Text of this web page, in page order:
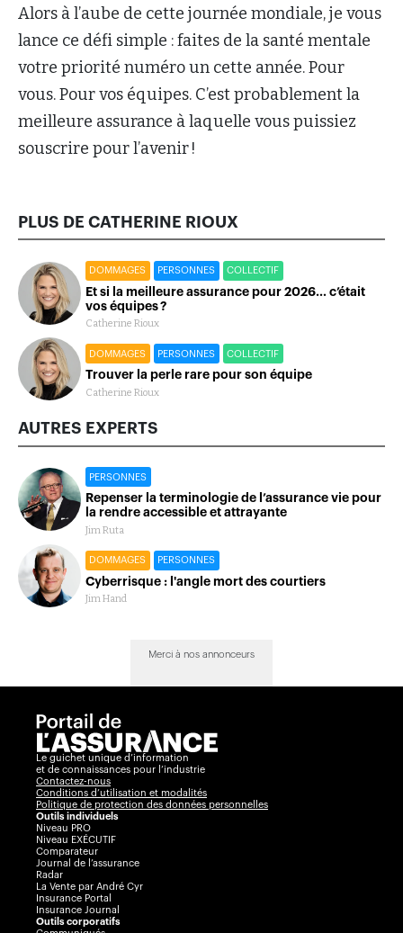
Alors à l’aube de cette journée mondiale, je vous
lance ce défi simple : faites de la santé mentale
votre priorité numéro un cette année. Pour
vous. Pour vos équipes. C’est probablement la
meilleure assurance à laquelle vous puissiez
souscrire pour l’avenir !
PLUS DE CATHERINE RIOUX
DOMMAGES PERSONNES COLLECTIF
Et si la meilleure assurance pour 2026… c’était
vos équipes ?
Catherine Rioux
DOMMAGES PERSONNES COLLECTIF
Trouver la perle rare pour son équipe
Catherine Rioux
AUTRES EXPERTS
PERSONNES
Repenser la terminologie de l’assurance vie pour
la rendre accessible et attrayante
Jim Ruta
DOMMAGES PERSONNES
Cyberrisque : l'angle mort des courtiers
Jim Hand
Merci à nos annonceurs
Le guichet unique d’information
et de connaissances pour l’industrie
Contactez-nous
Conditions d’utilisation et modalités
Politique de protection des données personnelles
Outils individuels
Niveau PRO
Niveau EXÉCUTIF
Comparateur
Journal de l’assurance
Radar
La Vente par André Cyr
Insurance Portal
Insurance Journal
Outils corporatifs